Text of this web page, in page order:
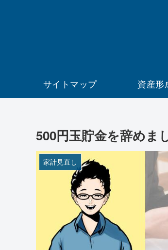
サイトマップ 資産形
500円玉貯金を辞めま
家計見直し